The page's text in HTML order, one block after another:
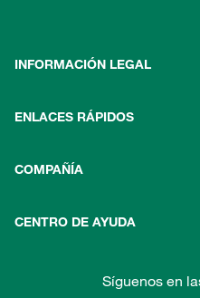
INFORMACIÓN LEGAL
ENLACES RÁPIDOS
COMPAÑÍA
CENTRO DE AYUDA
Síguenos en